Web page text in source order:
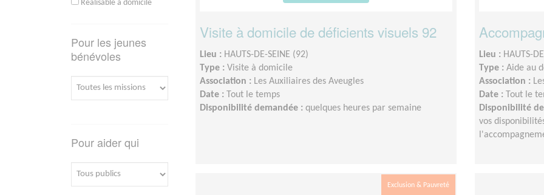
Réalisable à domicile
Pour les jeunes
bénévoles
Pour aider qui
Visite à domicile de déficients visuels 92
Lieu : HAUTS-DE-SEINE (92)
Type : Visite à domicile
Association : Les Auxiliaires des Aveugles
Date : Tout le temps
Disponibilité demandée : quelques heures par semaine
Lieu : HAUTS-
Type : Aide au
Association :
Date : Tout le
Disponibilité
vos
Exclusion & Pauvreté